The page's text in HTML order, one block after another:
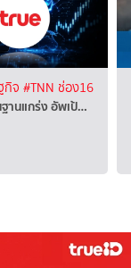
กิจ #TNN ช่อง16
านแกร่ง อัพเป้…